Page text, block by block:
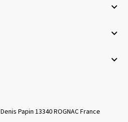



Papin 13340 ROGNAC France